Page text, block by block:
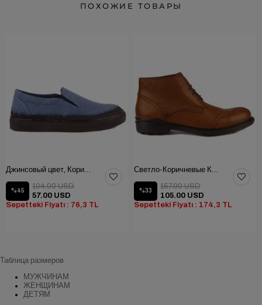
ПОХОЖИЕ ТОВАРЫ
%45
57.00 USD
104.00 USD
Sepetteki Fiyatı : 76,3 TL
%33
105.00 USD
157.00 USD
Sepetteki Fiyatı : 174,3 TL
Таблица размеров
МУЖЧИНАМ
ЖЕНЩИНАМ
ДЕТЯМ